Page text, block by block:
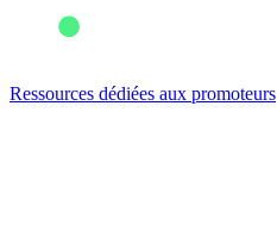
Ressources dédiées aux promoteurs